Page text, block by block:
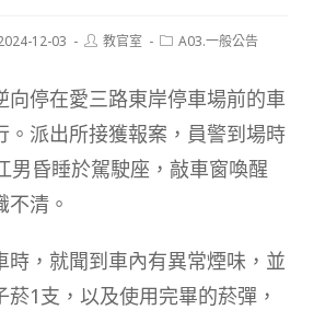
12-03
Post教官室
PostA03.一般公告
向停在愛三路東岸停車場前的車
。派出所接獲報案，員警到場時
男昏睡於駕駛座，敲車窗喚醒
清。
時，就聞到車內有異常煙味，並
菸1支，以及使用完畢的菸彈，